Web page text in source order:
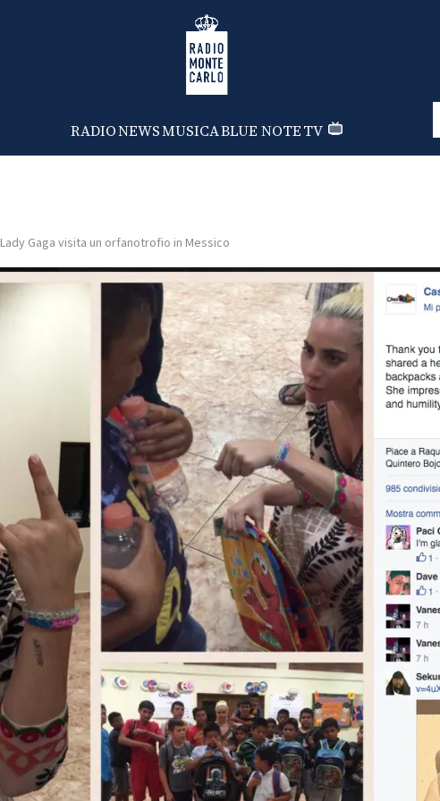
Radio Monte Carlo
RADIONEWSMUSICABLUE NOTETV
Lady Gaga visita un orfanotrofio in Messico